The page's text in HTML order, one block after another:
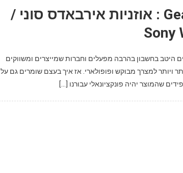
סקירת מוצר מאתר גירבסט / GearBest : אוזניות אירבאדס סוני /
Sony
בעידן של היום, 2 הגורמים הללו נלקחים היטב בחשבון בהרבה מפעלים וחברות שמייצרים ומשווקים
ויותר למצרך מבוקש ופופולארי. אז איך בעצם שומרים גם על
שהמוצר יהיה פונקציונאלי עבורנו […]